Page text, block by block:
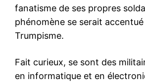
fanatisme de ses propres
phénomène se serait
Trumpisme.
Fait curieux, se sont des
en informatique et en